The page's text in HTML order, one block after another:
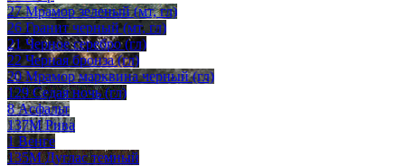
27 Мрамор зеленый (мт, гл)
26 Гранит черный (мт, гл)
21 Черное серебро (гл)
22 Черная бронза (гл)
20 Мрамор марквина черный (гл)
129 Седая ночь (гл)
8 Асфальт
137М Рива
1 Венге
135М Дуглас темный